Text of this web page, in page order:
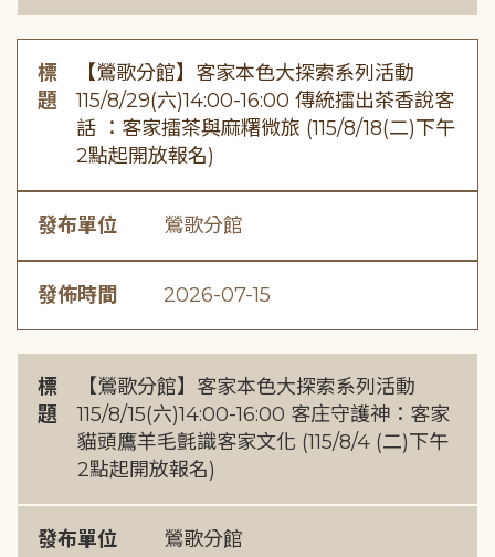
標
題
【鶯歌分館】客家本色大探索系列活動
115/8/29(六)14:00-16:00 傳統擂出茶香說客
話 ：客家擂茶與麻糬微旅 (115/8/18(二)下午
2點起開放報名)
發布單位 鶯歌分館
發佈時間 2026-07-15
標
題
【鶯歌分館】客家本色大探索系列活動
115/8/15(六)14:00-16:00 客庄守護神：客家
貓頭鷹羊毛氈識客家文化 (115/8/4 (二)下午
2點起開放報名)
發布單位 鶯歌分館